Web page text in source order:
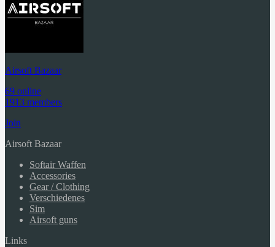
Airsoft Bazaar
69 online
1913 members
Join
Airsoft Bazaar
Softair Waffen
Accessories
Gear / Clothing
Verschiedenes
Sim
Airsoft guns
Links